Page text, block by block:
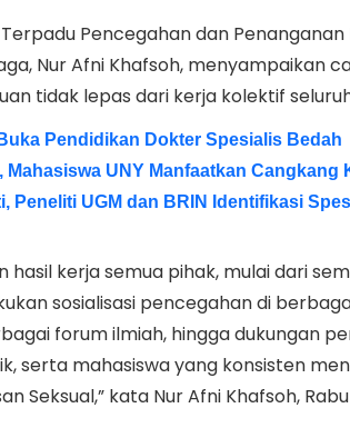
Pencegahan dan Penanganan
Nur Afni Khafsoh, menyampaikan
tidak lepas dari kerja kolektif
Pendidikan Dokter Spesialis Bedah
Mahasiswa UNY Manfaatkan Cangkang
Peneliti UGM dan BRIN Identifikasi
hasil kerja semua pihak, mulai dari
sosialisasi pencegahan di
forum ilmiah, hingga dukungan
serta mahasiswa yang konsisten
Seksual,” kata Nur Afni Khafsoh,